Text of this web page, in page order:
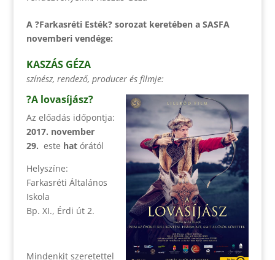
A ?Farkasréti Esték? sorozat keretében a SASFA
novemberi vendége:
KASZÁS GÉZA
színész, rendező, producer és filmje:
?A lovasíjász?
Az előadás időpontja:
2017. november
29. este hat órától
Helyszíne:
Farkasréti Általános
Iskola
Bp. XI., Érdi út 2.
Mindenkit szeretettel